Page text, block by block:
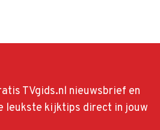
TVgids.nl nieuwsbrief en
leukste kijktips direct in jouw